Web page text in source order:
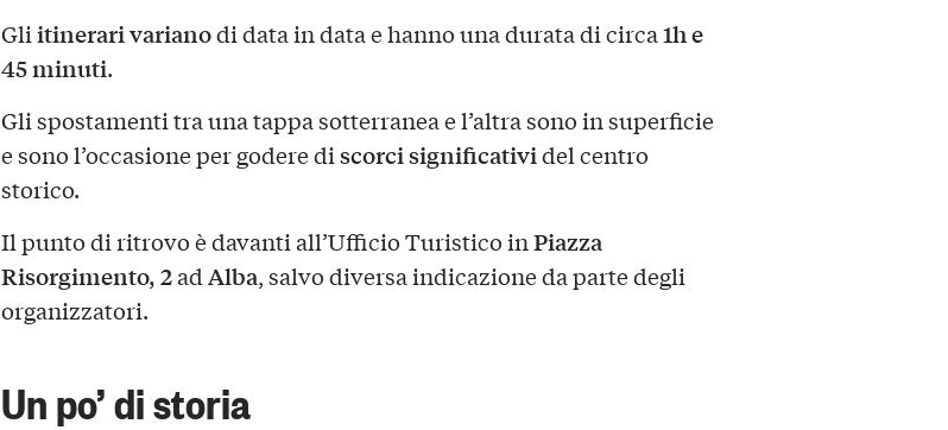
Gliitinerari varianodi data in data e hanno una durata di circa1h e
45 minuti.
Gli spostamenti tra una tappa sotterranea e l’altra sono in superficie
e sono l’occasione per godere discorci significatividel centro
storico.
Il punto di ritrovo è davanti all’Ufficio Turistico inPiazza
Risorgimento, 2ad Alba, salvo diversa indicazione da parte degli
organizzatori.
Un po’ di storia